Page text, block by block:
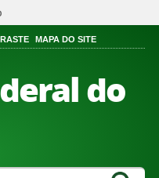
MAPA DO SITE
do